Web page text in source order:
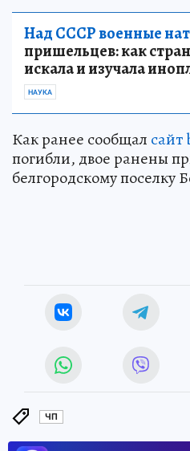
Над СССР военные
пришельцев: как
искала и изучала
НАУКА
Как ранее сообщал сайт
погибли, двое ранены
белгородскому поселку
ЧП